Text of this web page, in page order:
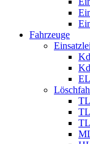
Fahrzeuge